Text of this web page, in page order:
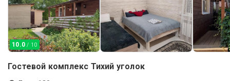
10.0 / 10
Гостевой комплекс Тихий уголок